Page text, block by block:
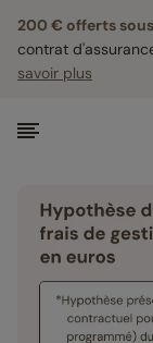
200 € offerts
contrat
savoir plus